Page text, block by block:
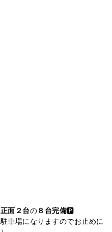
正面２台の８台完備🅿️
車場になりますのでお止めに